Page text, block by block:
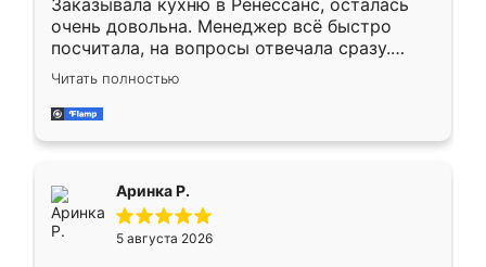
Заказывала кухню в Ренессанс, осталась
очень довольна. Менеджер всё быстро
посчитала, на вопросы отвечала сразу.
Замерщик приехал в субботу, подошёл к
делу со всей ответственностью. Собрали
за день, ребята работали аккуратно, даже
Читать полностью
Аринка Р.
5 августа 2026